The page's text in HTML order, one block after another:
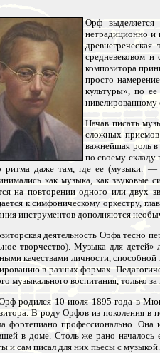
Орф выделяется
нетрадиционно и
средневековом и
композитора
просто
культуры», по
нивелированному
Начав писать
сложных приемов
важнейшая роль в
по своему складу
ритма даже там, где ее (музыки.
как музыка, как
на повторении одного или двух
к симфоническому оркестру,
инструментов дополняются
деятельность Орфа тесно
творчество). Музыка для детей»
качествами личности,
в разных формах.
музыкального воспитания, только
родился 10 июля 1895 года в
В роду Орфов из поколения в
фортепиано профессионально.
в доме. Столь же рано началось
и сам писал для них пьесы с музыкой.